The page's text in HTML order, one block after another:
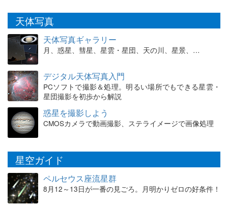
天体写真
天体写真ギャラリー
月、惑星、彗星、星雲・星団、天の川、星景、…
デジタル天体写真入門
PCソフトで撮影＆処理。明るい場所でもできる星雲・
星団撮影を初歩から解説
惑星を撮影しよう
CMOSカメラで動画撮影、ステライメージで画像処理
星空ガイド
ペルセウス座流星群
8月12～13日が一番の見ごろ。月明かりゼロの好条件！